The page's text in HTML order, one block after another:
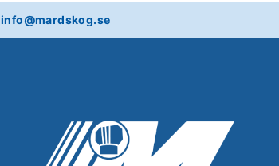
info@mardskog.se